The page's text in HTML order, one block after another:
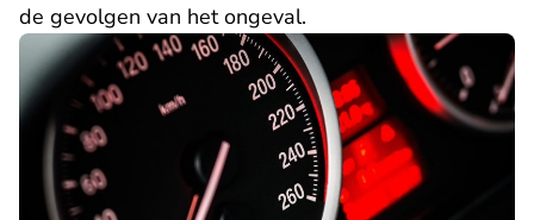
de gevolgen van het ongeval.